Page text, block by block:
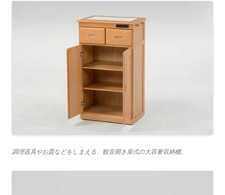
調理器具やお皿などをしまえる、観音開き扉式の大容量収納棚。